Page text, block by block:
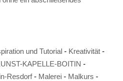
und Tutorial
Kreativität
KAPELLE-BOITIN
Resdorf Malerei
Malkurs